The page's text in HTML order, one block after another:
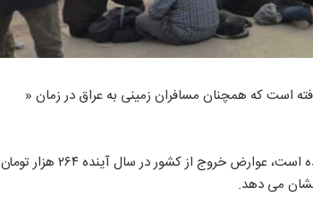
حالی بار دیگر در لایحه بودجه سال ۹۹ افزایش یافته است که همچنان مسافران زمینی به عراق در زمان «
براساس لایحه بودجه سال ۹۹ که روز یکشنبه ۱۷ آذرماه به مجلس ارائه شده است، عوارض خروج از کشور در سال آینده ۲۶۴ هزار تومان